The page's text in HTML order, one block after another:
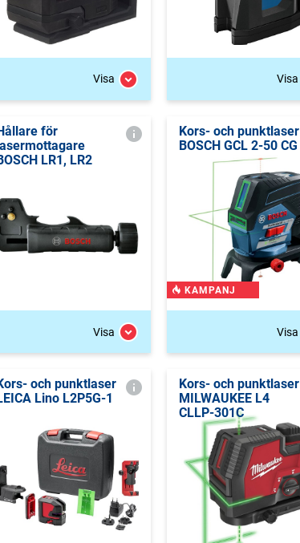
Visa Visa
för
LR1, LR2
Visa
Kors- och punktlaser
BOSCH GCL 2-50 CG
KAMPANJ
Visa
och punktlaser
Lino L2P5G-1
Kors- och punktlaser
MILWAUKEE L4
CLLP-301C